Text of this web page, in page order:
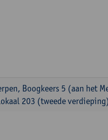
Boogkeers 5 (aan het
203 (tweede verdieping)